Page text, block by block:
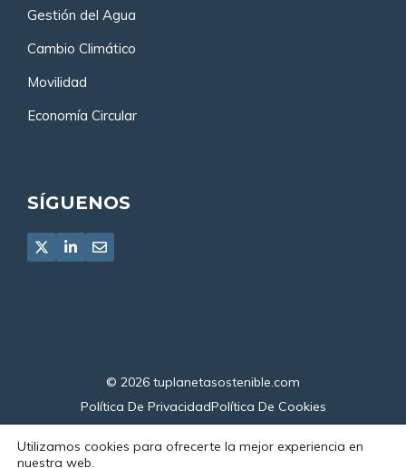
Gestión del Agua
Cambio Climático
Movilidad
Economía Circular
SÍGUENOS
© 2026 tuplanetasostenible.com
Política De PrivacidadPolítica De Cookies
Utilizamos cookies para ofrecerte la mejor experiencia en
nuestra web.